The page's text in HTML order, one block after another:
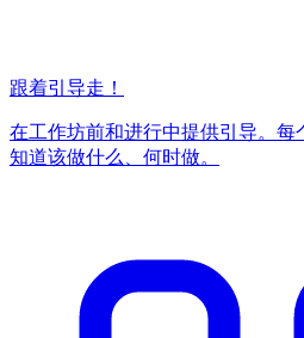
跟着引导走！
在工作坊前和进行中提供引导。
知道该做什么、何时做。